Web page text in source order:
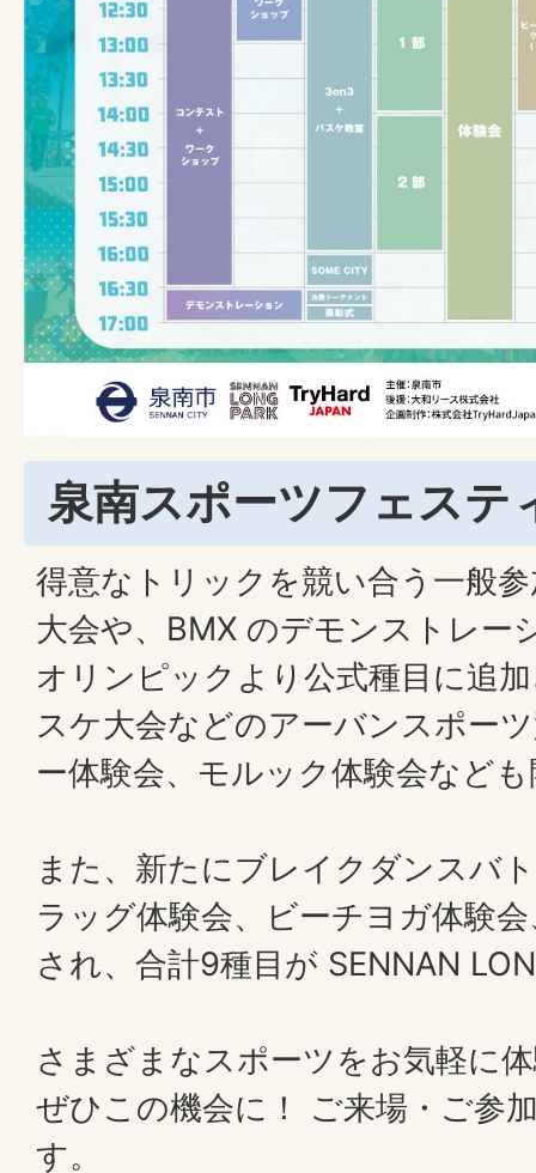
泉南スポーツフェステ
得意なトリックを競い合う一般
大会や、BMX のデモンストレー
オリンピックより公式種目に追
スケ大会などのアーバンスポー
ー体験会、モルック体験会など
また、新たにブレイクダンスバ
ラッグ体験会、ビーチヨガ体験
され、合計9種目が SENNAN
さまざまなスポーツをお気軽に
ぜひこの機会に！ ご来場・ご参
す。